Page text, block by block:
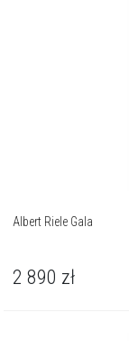
Albert Riele Gala
2 890 zł